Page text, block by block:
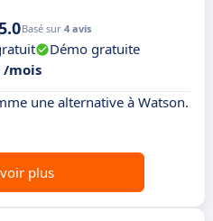
Basé sur 4 avis
Démo gratuite
/mois
une alternative à Watson.
plus